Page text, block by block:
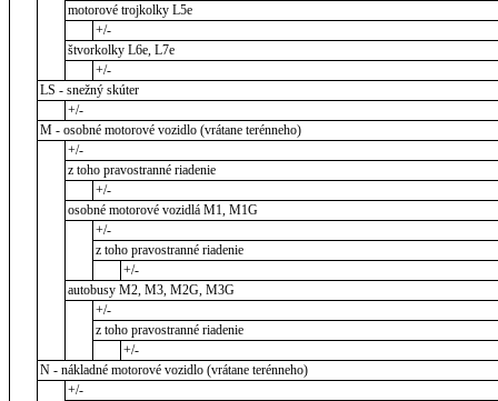
motorové trojkolky L5e
+/-
štvorkolky L6e, L7e
+/-
LS - snežný skúter
+/-
M - osobné motorové vozidlo (vrátane terénneho)
+/-
z toho pravostranné riadenie
+/-
osobné motorové vozidlá M1, M1G
+/-
z toho pravostranné riadenie
+/-
autobusy M2, M3, M2G, M3G
+/-
z toho pravostranné riadenie
+/-
N - nákladné motorové vozidlo (vrátane terénneho)
+/-